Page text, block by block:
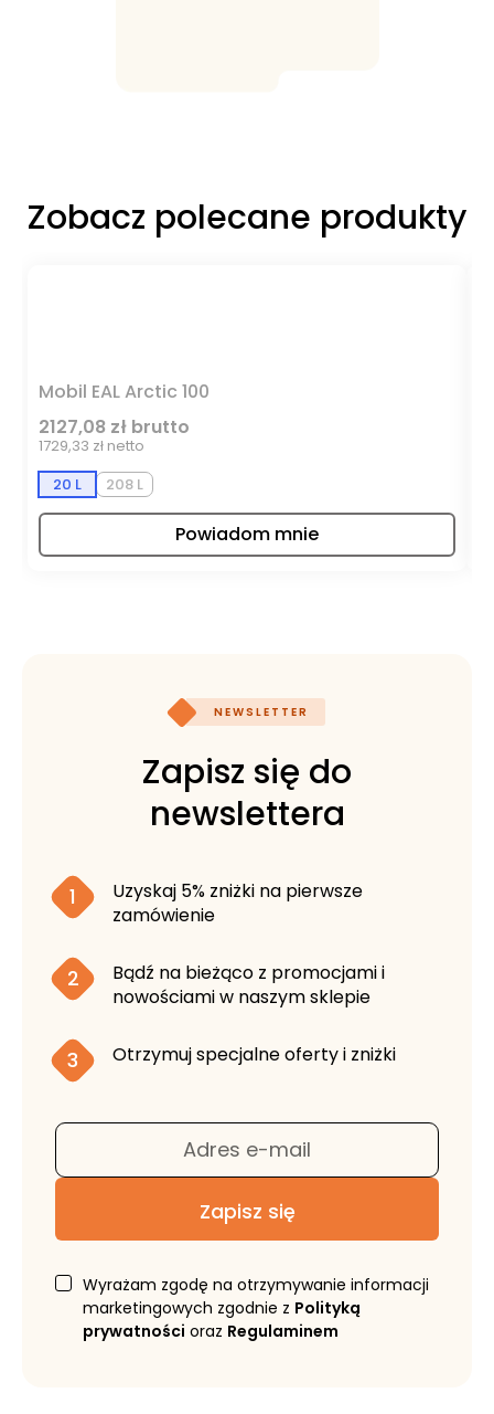
Zobacz polecane produkty
Mobil EAL Arctic 100
2127,08 zł brutto
1729,33 zł netto
20 L
208 L
Powiadom mnie
NEWSLETTER
Zapisz się do
newslettera
1
Uzyskaj 5% zniżki na pierwsze
zamówienie
2
Bądź na bieżąco z promocjami i
nowościami w naszym sklepie
3 Otrzymuj specjalne oferty i zniżki
Adres e-mail
Zapisz się
Wyrażam zgodę na otrzymywanie informacji
marketingowych zgodnie z Polityką
prywatności oraz Regulaminem